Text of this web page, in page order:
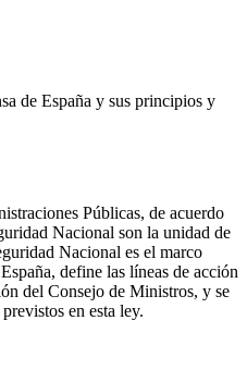
de España y sus principios y
Públicas, de acuerdo
Nacional son la unidad de
Nacional es el marco
define las líneas de acción
del Consejo de Ministros, y se
en esta ley.